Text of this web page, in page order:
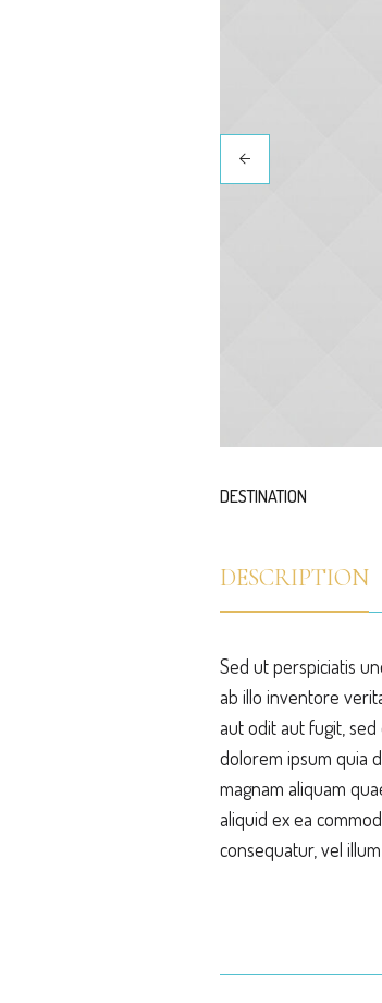
DESTINATION
DESCRIPTION
Sed ut perspiciatis
ab illo inventore
aut odit aut fugit,
dolorem ipsum quia
magnam aliquam
aliquid ex ea
consequatur, vel